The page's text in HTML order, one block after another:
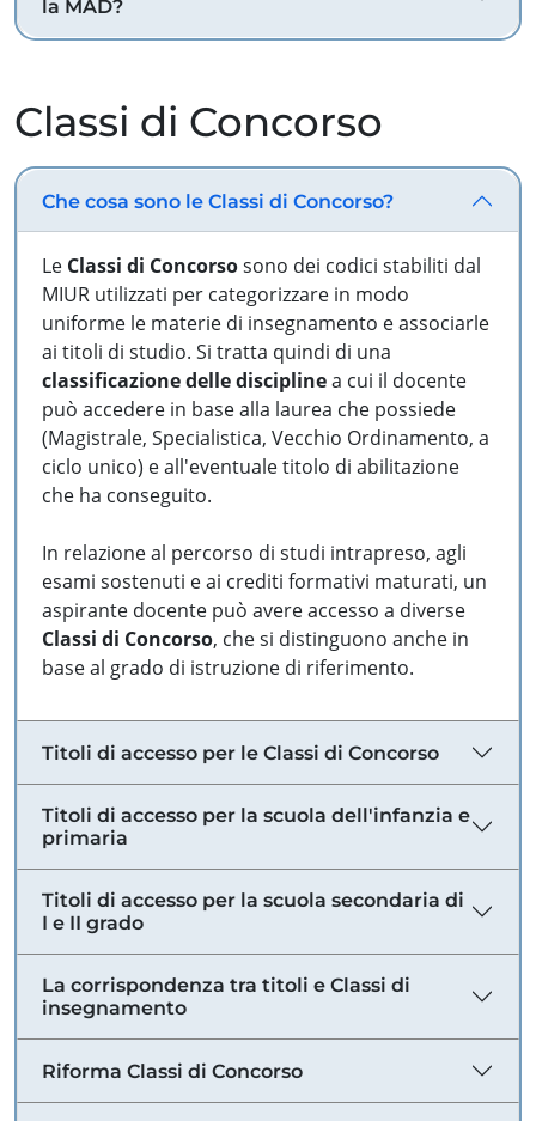
la MAD?
Classi di Concorso
Che cosa sono le Classi di Concorso?
Le Classi di Concorsosono dei codici stabiliti dal
MIUR utilizzati per categorizzare in modo
uniforme le materie di insegnamento e associarle
ai titoli di studio. Si tratta quindi di una
classificazione delle disciplinea cui il docente
può accedere in base alla laurea che possiede
(Magistrale, Specialistica, Vecchio Ordinamento, a
ciclo unico) e all'eventuale titolo di abilitazione
che ha conseguito.
In relazione al percorso di studi intrapreso, agli
esami sostenuti e ai crediti formativi maturati, un
aspirante docente può avere accesso a diverse
Classi di Concorso, che si distinguono anche in
base al grado di istruzione di riferimento.
Titoli di accesso per le Classi di Concorso
Titoli di accesso per la scuola dell'infanzia e
primaria
Titoli di accesso per la scuola secondaria di
I e II grado
La corrispondenza tra titoli e Classi di
insegnamento
Riforma Classi di Concorso